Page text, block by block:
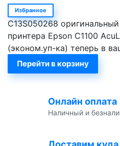
Избранное
C13S050268
принтера Epson C1100
(эконом.уп-ка) теперь в
Перейти в корзину
Онлайн оплата
Наличный и